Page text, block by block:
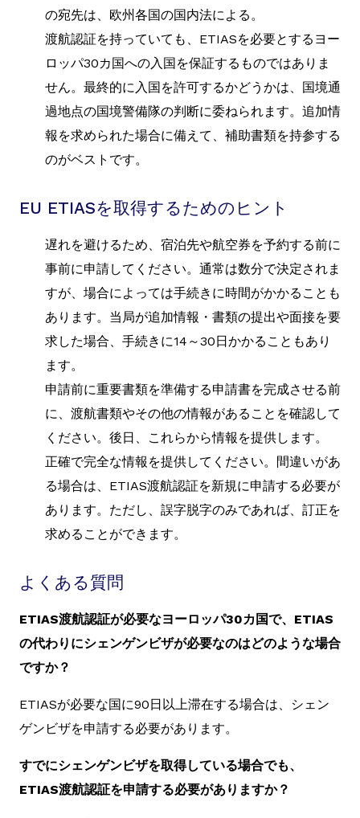
の宛先は、欧州各国の国内法による。
渡航認証を持っていても、ETIASを必要とするヨー
ロッパ30カ国への入国を保証するものではありま
せん。最終的に入国を許可するかどうかは、国境通
過地点の国境警備隊の判断に委ねられます。追加情
報を求められた場合に備えて、補助書類を持参する
のがベストです。
EU ETIASを取得するためのヒント
遅れを避けるため、宿泊先や航空券を予約する前に
事前に申請してください。通常は数分で決定されま
すが、場合によっては手続きに時間がかかることも
あります。当局が追加情報・書類の提出や面接を要
求した場合、手続きに14～30日かかることもあり
ます。
申請前に重要書類を準備する申請書を完成させる前
に、渡航書類やその他の情報があることを確認して
ください。後日、これらから情報を提供します。
正確で完全な情報を提供してください。間違いがあ
る場合は、ETIAS渡航認証を新規に申請する必要が
あります。ただし、誤字脱字のみであれば、訂正を
求めることができます。
よくある質問
ETIAS渡航認証が必要なヨーロッパ30カ国で、ETIAS
の代わりにシェンゲンビザが必要なのはどのような場合
ですか？
ETIASが必要な国に90日以上滞在する場合は、シェン
ゲンビザを申請する必要があります。
すでにシェンゲンビザを取得している場合でも、
ETIAS渡航認証を申請する必要がありますか？